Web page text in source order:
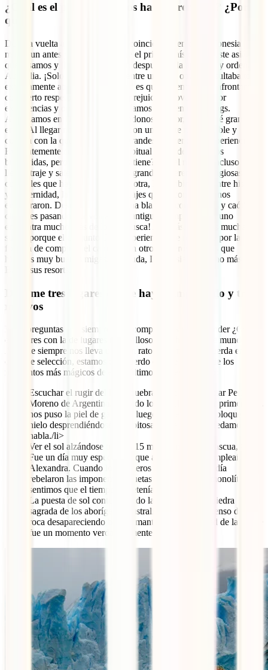
¿Cuál es el país que más os ha sorprendido? ¿Por
qué?
De esta vuelta al mundo, los dos coincidimos en que Indonesia
marcó un antes y un después. Fue el primer país del sudeste asiático
que pisamos y llegamos a él justo después de la apacible y ordenada
Australia. ¡Solo por el contraste entre una y la otra ya resultaba todo
extrañamente atractivo! La verdad es que, de entrada, la afrontamos
con cierto respeto y con algunos prejuicios provocados por
experiencias y opiniones que habíamos leído en otros blogs.
Aterrizamos en Denpasar esperándonos lo peor, pero ¡qué gran
error! Al llegar nos encontramos con una gente muy amable y
curiosa con la que compartimos grandes momentos y experiencias.
Evidentemente cuentan con su habitual cuota de zánganos
buscavidas, pero ¿qué país no los tiene? ¡En el nuestro incluso
llevan traje y salen en la tele! Las grandes diferencias religiosas y
culturales que hay de una isla a la otra, la combinación entre historia
y modernidad, la variedad de paisajes que encontramos, nos
enamoraron. Desde playas de arena blanca a concurridas y caóticas
ciudades pasando por volcanes y antiguos templos. ¡Allí uno
encuentra mucho más de lo que busca! Además, tuvimos mucha
suerte porque el conjunto de la experiencia fue rematada por la
fortuna de compartir el camino con otros viajeros con los que
hicimos muy buenas migas. Sin duda, Indonesia es mucho más que
Bali y sus resorts.
Decirme tres lugares que te hayan impactado y tres
motivos
Estas preguntas son siempre muy complicadas de responder ¿Cómo
elegir tres con la de lugares maravillosos que hay en este mundo?
Aunque siempre nos lleva un buen rato ponernos de acuerda en esta
clase de selección, estamos de acuerdo en que algunos de los
momentos más mágicos de estos últimos meses han sido:
Escuchar el rugir del hielo quebrándose en el glaciar Perito
Moreno de Argentina. Cuando lo escuchamos por primera vez
nos puso la piel de gallina y luego, al ver un gran bloque de
hielo desprendiéndose estrepitosamente ya nos quedamos sin
habla./li>
Ver el sol alzándose tras los 15 moais en Isla de Pascua, Chile.
Fue un día muy especial porque además era el cumpleaños de
Alexandra. Cuando los primeros rayos de luz del día
rebelaron las imponentes siluetas de las estatuas monolíticas
sentimos que el tiempo se detenía.
La puesta de sol contemplando la roca Uluru, la piedra
sagrada de los aborígenes australianos. El rojo intenso de la
roca desapareciendo bajo el manto de la oscuridad de la noche
fue un momento verdaderamente mágico.